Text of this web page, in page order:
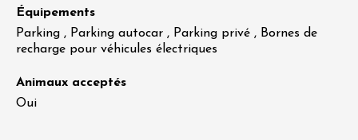
Équipements
Parking , Parking autocar , Parking privé , Bornes de
recharge pour véhicules électriques
Animaux acceptés
Oui